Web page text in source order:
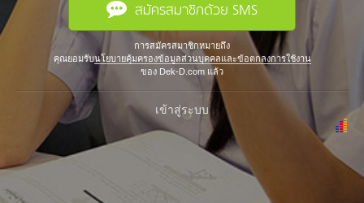
สมัครสมาชิกด้วย SMS
การสมัครสมาชิกหมายถึง
คุณยอมรับนโยบายคุ้มครองข้อมูลส่วนบุคคลและข้อตกลงการใช้งาน
ของ Dek-D.com แล้ว
เข้าสู่ระบบ